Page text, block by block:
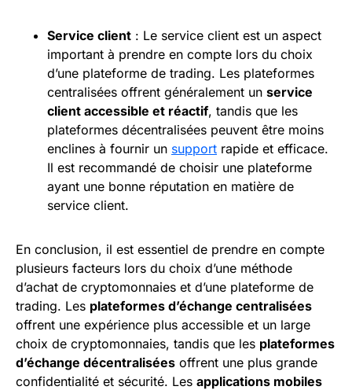
Service client : Le service client est un aspect
important à prendre en compte lors du choix
d’une plateforme de trading. Les plateformes
centralisées offrent généralement un service
client accessible et réactif, tandis que les
plateformes décentralisées peuvent être moins
enclines à fournir un support rapide et efficace.
Il est recommandé de choisir une plateforme
ayant une bonne réputation en matière de
service client.
En conclusion, il est essentiel de prendre en compte
plusieurs facteurs lors du choix d’une méthode
d’achat de cryptomonnaies et d’une plateforme de
trading. Les plateformes d’échange centralisées
offrent une expérience plus accessible et un large
choix de cryptomonnaies, tandis que les plateformes
d’échange décentralisées offrent une plus grande
confidentialité et sécurité. Les applications mobiles